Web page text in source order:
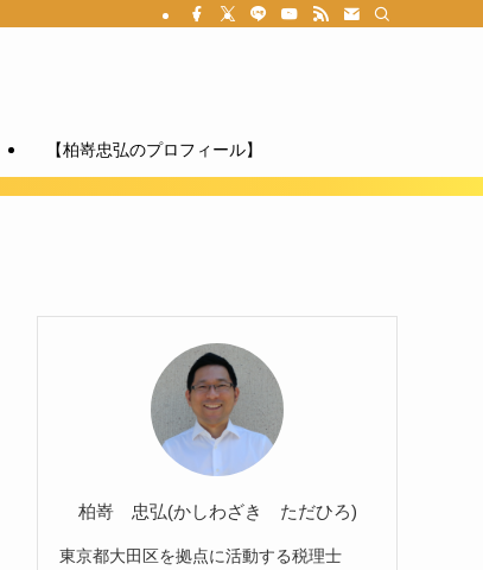
【柏嵜忠弘のプロフィール】
柏嵜 忠弘(かしわざき ただひろ)
東京都大田区を拠点に活動する税理士